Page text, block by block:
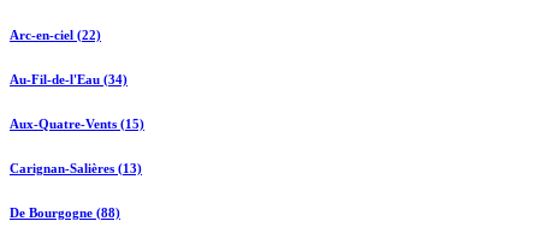
Arc-en-ciel (22)
Au-Fil-de-l'Eau (34)
Aux-Quatre-Vents (15)
Carignan-Salières (13)
De Bourgogne (88)